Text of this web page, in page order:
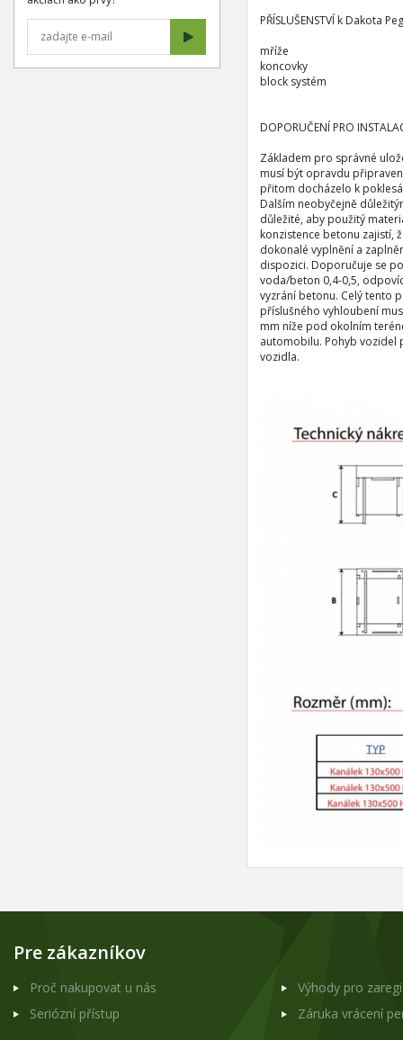
PŘÍSLUŠENSTVÍ k Dakota
mříže
koncovky
block systém
DOPORUČENÍ PRO
Základem pro správné
musí být opravdu
přitom docházelo k
Dalším neobyčejně
důležité, aby použitý
konzistence betonu zajistí,
dokonalé vyplnění a
dispozici. Doporučuje se
voda/beton 0,4-0,5,
vyzrání betonu. Celý tento
příslušného vyhloubení
mm níže pod okolním
automobilu. Pohyb vozidel
vozidla.
Pre zákazníkov
Proč nakupovat u nás
Výhody pro
Seriózní přístup
Záruka vrácení